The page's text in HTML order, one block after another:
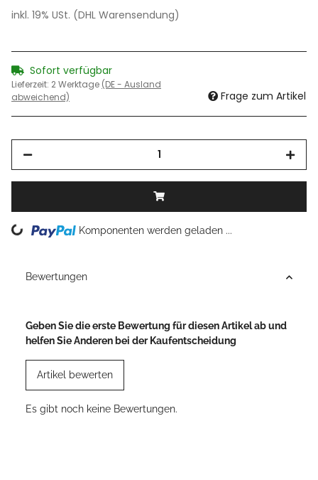
inkl. 19% USt. (DHL Warensendung)
Sofort verfügbar
Lieferzeit: 2 Werktage (DE - Ausland
abweichend)
Frage zum Artikel
Loading... Komponenten werden geladen ...
Bewertungen
Geben Sie die erste Bewertung für diesen Artikel ab und
helfen Sie Anderen bei der Kaufentscheidung
Artikel bewerten
Es gibt noch keine Bewertungen.